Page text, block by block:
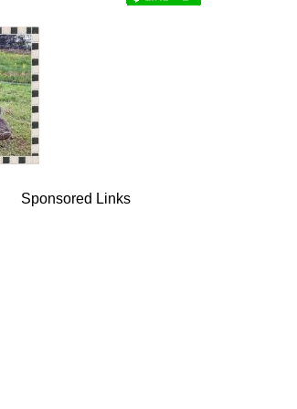
Sponsored Links